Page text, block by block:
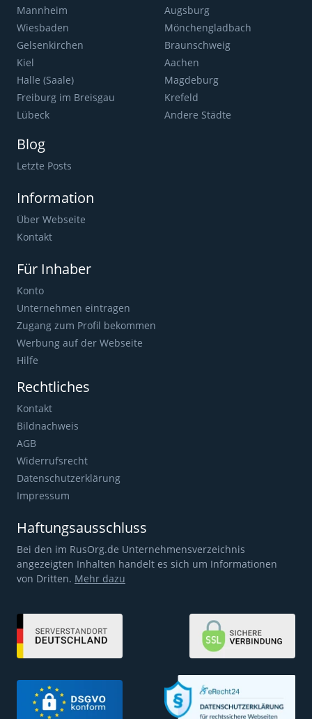
Mannheim
Augsburg
Wiesbaden
Mönchengladbach
Gelsenkirchen
Braunschweig
Kiel
Aachen
Halle (Saale)
Magdeburg
Freiburg im Breisgau
Krefeld
Lübeck
Andere Städte
Blog
Letzte Posts
Information
Über Webseite
Kontakt
Für Inhaber
Konto
Unternehmen eintragen
Zugang zum Profil bekommen
Werbung auf der Webseite
Hilfe
Rechtliches
Kontakt
Bildnachweis
AGB
Widerrufsrecht
Datenschutzerklärung
Impressum
Haftungsausschluss
Bei den im RusOrg.de Unternehmensverzeichnis
angezeigten Inhalten handelt es sich um Informationen
von Dritten. Mehr dazu